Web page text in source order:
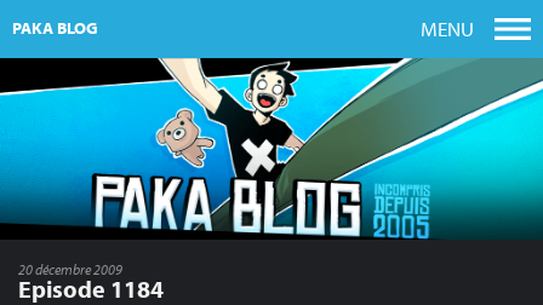
PAKA BLOG MENU
20 décembre 2009
Episode 1184